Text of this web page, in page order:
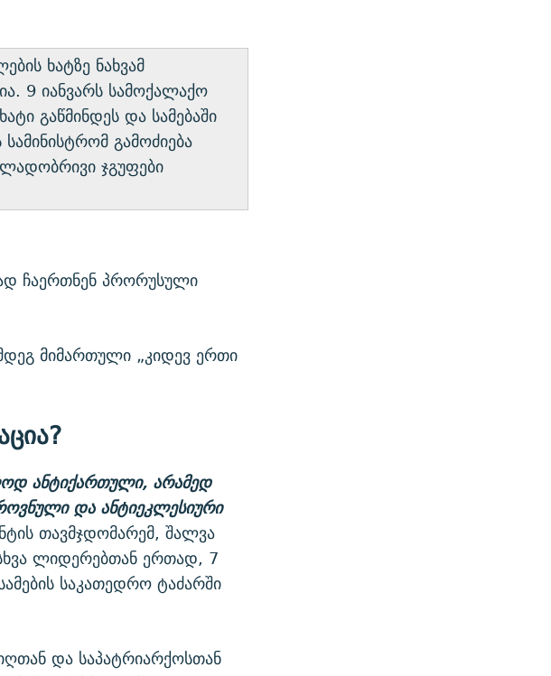
ხატზე ნახვამ
9 იანვარს სამოქალაქო
გაწმინდეს და სამებაში
გამოძიება
ჯგუფები
ჩაერთნენ პრორუსული
მიმართული „კიდევ ერთი
ანტიქართული, არამედ
და ანტიეკლესიური
თავმჯდომარემ, შალვა
ლიდერებთან ერთად, 7
საკათედრო ტაძარში
და საპატრიარქოსთან